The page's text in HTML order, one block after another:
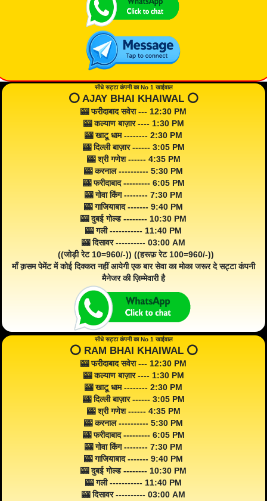
सीधे सट्टा कंपनी का No 1 खाईवाल
⭕️ AJAY BHAI KHAIWAL ⭕️
🎰 फरीदाबाद सवेरा --- 12:30 PM
🎰 कल्याण बाज़ार ---- 1:30 PM
🎰 खाटू धाम -------- 2:30 PM
🎰 दिल्ली बाज़ार ------ 3:05 PM
🎰 श्री गणेश ------ 4:35 PM
🎰 करनाल ---------- 5:30 PM
🎰 फरीदाबाद --------- 6:05 PM
🎰 गोवा किंग -------- 7:30 PM
🎰 गाजियाबाद ------- 9:40 PM
🎰 दुबई गोल्ड -------- 10:30 PM
🎰 गली ----------- 11:40 PM
🎰 दिसावर ---------- 03:00 AM
((जोड़ी रेट 10=960/-)) ((हरूफ़ रेट 100=960/-))
माँ क़सम पेमेंट में कोई दिक्कत नहीं आयेगी एक बार सेवा का मोका जरूर दे सट्टा कंपनी
मैनेजर की ज़िम्मेवारी है
सीधे सट्टा कंपनी का No 1 खाईवाल
⭕️ RAM BHAI KHAIWAL ⭕️
🎰 फरीदाबाद सवेरा --- 12:30 PM
🎰 कल्याण बाज़ार ---- 1:30 PM
🎰 खाटू धाम -------- 2:30 PM
🎰 दिल्ली बाज़ार ------ 3:05 PM
🎰 श्री गणेश ------ 4:35 PM
🎰 करनाल ---------- 5:30 PM
🎰 फरीदाबाद --------- 6:05 PM
🎰 गोवा किंग -------- 7:30 PM
🎰 गाजियाबाद ------- 9:40 PM
🎰 दुबई गोल्ड -------- 10:30 PM
🎰 गली ----------- 11:40 PM
🎰 दिसावर ---------- 03:00 AM